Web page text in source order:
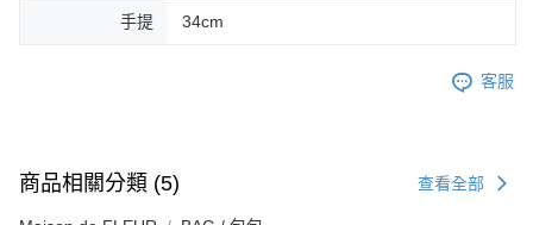
手提 34cm
客服
商品相關分類 (5) 查看全部